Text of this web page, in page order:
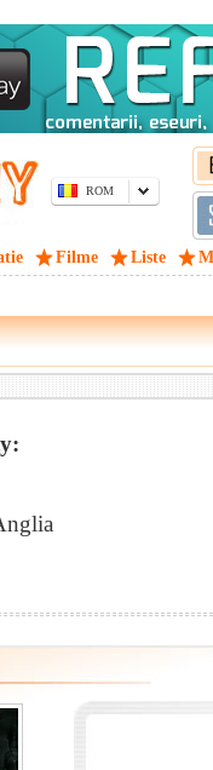
ROM
Filme Liste